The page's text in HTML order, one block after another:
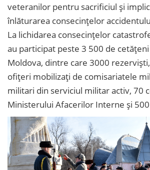
veteranilor pentru sacrificiul și
înlăturarea consecințelor
La lichidarea consecinţelor
au participat peste 3 500 de
Moldova, dintre care 3000
ofiţeri mobilizaţi de comisariatele
militari din serviciul militar activ, 70
Ministerului Afacerilor Interne şi